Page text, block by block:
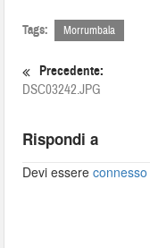
Tags: Morrumbala
Precedente:
DSC03242.JPG
Rispondi a
Devi essereconnesso